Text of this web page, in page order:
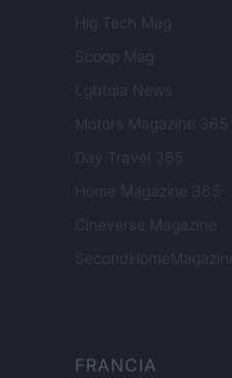
Hig Tech Mag
Scoop Mag
Lgbtqia News
Motors Magazine 365
Day Travel 365
Home Magazine 365
Cineverse Magazine
SecondHomeMagazine
FRANCIA